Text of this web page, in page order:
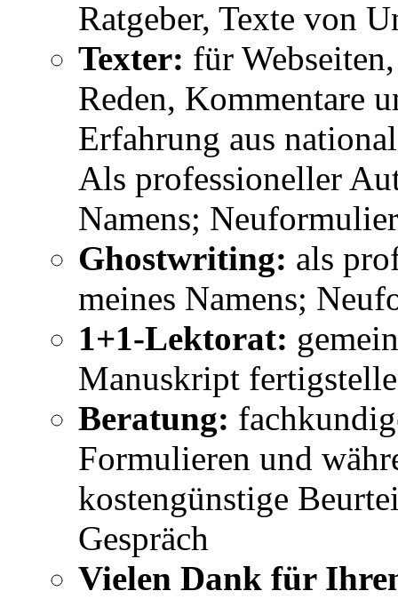
Ratgeber, Texte von
Texter: für
Reden, Kommentare
Erfahrung aus
Als professioneller
Namens;
Ghostwriting: als
meines Namens;
1+1-Lektorat:
Manuskript
Beratung:
Formulieren und
kostengünstige
Gespräch
Vielen Dank für